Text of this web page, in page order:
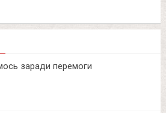
заради перемоги